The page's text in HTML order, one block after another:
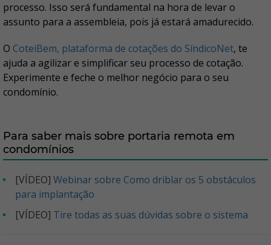
processo. Isso será fundamental na hora de levar o
assunto para a assembleia, pois já estará amadurecido.
O CoteiBem, plataforma de cotações do SíndicoNet, te
ajuda a agilizar e simplificar seu processo de cotação.
Experimente e feche o melhor negócio para o seu
condomínio.
Para saber mais sobre portaria remota em
condomínios
[VÍDEO] Webinar sobre Como driblar os 5 obstáculos
para implantação
[VÍDEO] Tire todas as suas dúvidas sobre o sistema